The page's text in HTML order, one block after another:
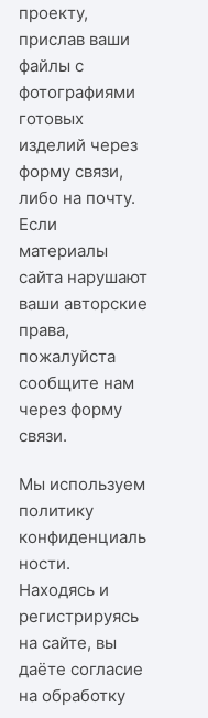
проекту,
прислав ваши
файлы с
фотографиями
готовых
изделий через
форму связи,
либо на почту.
Если
материалы
сайта нарушают
ваши авторские
права,
пожалуйста
сообщите нам
черезформу
связи.
Мы используем
политику
конфиденциаль
ности.
Находясь и
регистрируясь
на сайте, вы
даёте согласие
на обработку